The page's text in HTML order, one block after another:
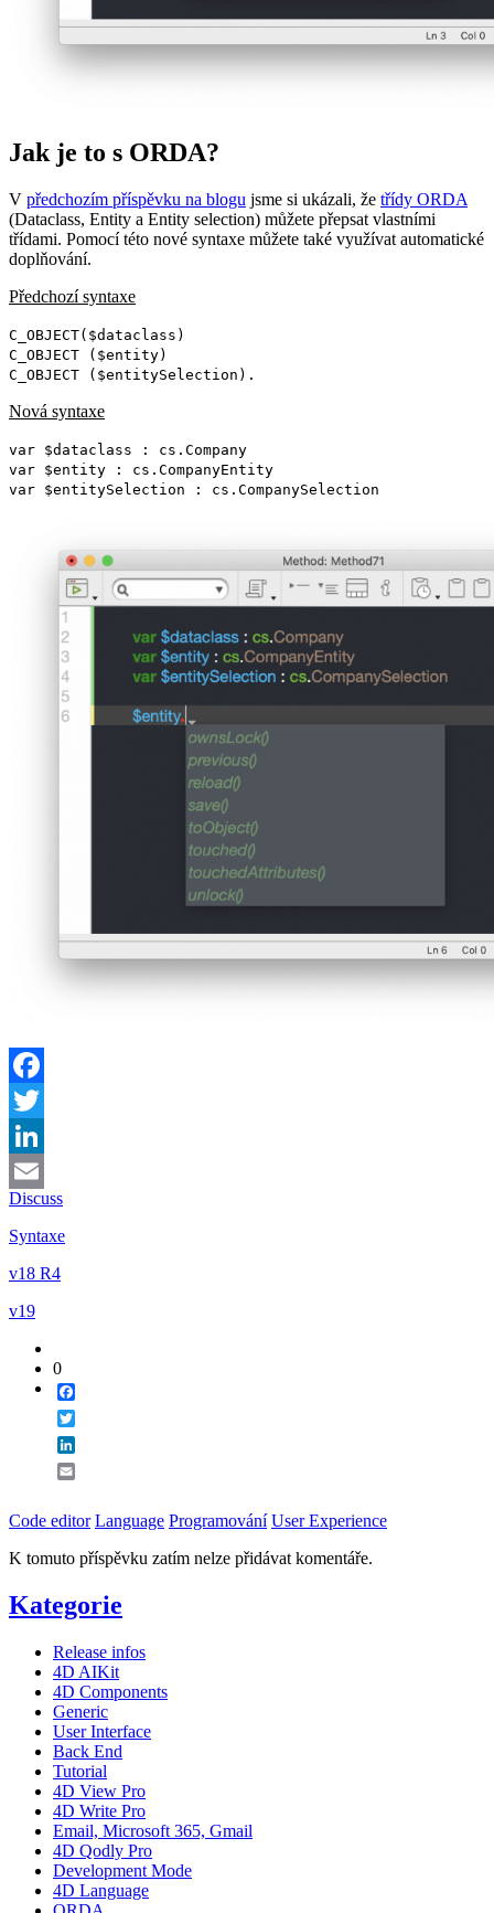
Jak je to s ORDA?
V předchozím příspěvku na blogu jsme si ukázali, že třídy ORDA
(Dataclass, Entity a Entity selection) můžete přepsat vlastními
třídami. Pomocí této nové syntaxe můžete také využívat automatické
doplňování.
Předchozí syntaxe
C_OBJECT( $dataclass )
C_OBJECT ( $entity)
C_OBJECT ( $entitySelection ).
Nová syntaxe
var $dataclass : cs . Company
var $entity : cs . CompanyEntity
var $entitySelection : cs . CompanySelection
Facebook
Twitter
LinkedIn
Email
Discuss
Syntaxe
v18 R4
v19
0
Code editor Language Programování User Experience
K tomuto příspěvku zatím nelze přidávat komentáře.
Kategorie
Release infos
4D AIKit
4D Components
Generic
User Interface
Back End
Tutorial
4D View Pro
4D Write Pro
Email, Microsoft 365, Gmail
4D Qodly Pro
Development Mode
4D Language